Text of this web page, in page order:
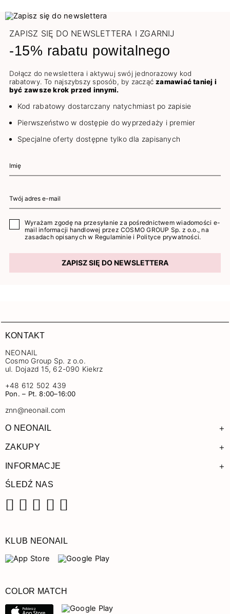
ZAPISZ SIĘ DO NEWSLETTERA I ZGARNIJ
-15% rabatu powitalnego
Dołącz do newslettera i aktywuj swój jednorazowy kod
rabatowy. To najszybszy sposób, by zacząćzamawiać taniej i
być zawsze krok przed innymi.
Kod rabatowy dostarczany natychmiast po zapisie
Pierwszeństwo w dostępie do wyprzedaży i premier
Specjalne oferty dostępne tylko dla zapisanych
Wyrażam zgodę na przesyłanie za pośrednictwem wiadomości e-
mail informacji handlowej przez COSMO GROUP Sp. z o.o., na
zasadach opisanych w Regulaminie i Polityce prywatności.
ZAPISZ SIĘ DO NEWSLETTERA
KONTAKT
NEONAIL
Cosmo Group Sp. z o.o.
ul. Dojazd 15, 62-090 Kiekrz
+48 612 502 439
Pon. – Pt. 8:00–16:00
znn@neonail.com
O NEONAIL +
ZAKUPY +
INFORMACJE +
ŚLEDŹ NAS
KLUB NEONAIL
COLOR MATCH